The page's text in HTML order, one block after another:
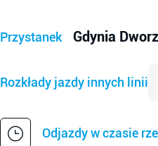
Przystanek Gdynia
Rozkłady jazdy innych linii
Odjazdy w czasie